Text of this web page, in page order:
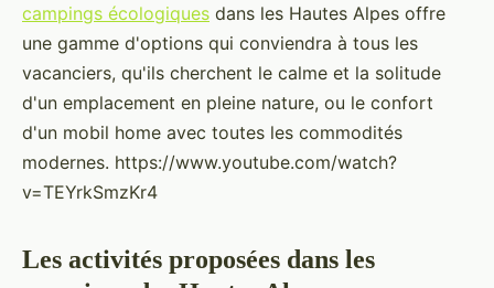
campings écologiques dans les Hautes Alpes offre
une gamme d'options qui conviendra à tous les
vacanciers, qu'ils cherchent le calme et la solitude
d'un emplacement en pleine nature, ou le confort
d'un mobil home avec toutes les commodités
modernes. https://www.youtube.com/watch?
v=TEYrkSmzKr4
Les activités proposées dans les